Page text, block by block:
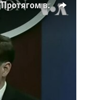
Прес-секретар Пентагону: "Протягом вихідних ми побачили, що пан Путін поповнив свої сили вздовж кордону з Україною та у Білорусі". Відео